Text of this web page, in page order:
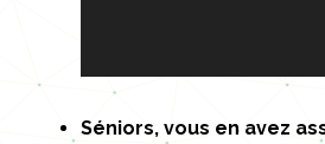
Séniors, vous en avez